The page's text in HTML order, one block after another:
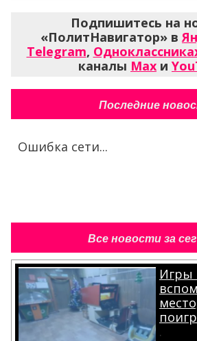
Подпишитесь на
«ПолитНавигатор» в
Telegram,
каналы Max и
Последние
Ошибка сети...
Все новости за
Игры
.